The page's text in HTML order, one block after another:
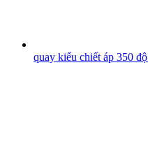
quay kiểu chiết áp 350 độ